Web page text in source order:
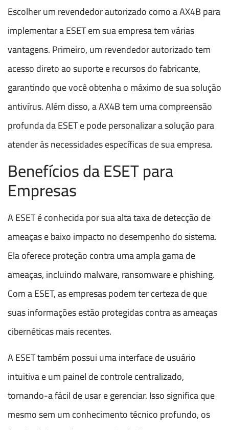
Escolher um revendedor autorizado como a AX4B para
implementar a ESET em sua empresa tem várias
vantagens. Primeiro, um revendedor autorizado tem
acesso direto ao suporte e recursos do fabricante,
garantindo que você obtenha o máximo de sua solução
antivírus. Além disso, a AX4B tem uma compreensão
profunda da ESET e pode personalizar a solução para
atender às necessidades específicas de sua empresa.
Benefícios da ESET para
Empresas
A ESET é conhecida por sua alta taxa de detecção de
ameaças e baixo impacto no desempenho do sistema.
Ela oferece proteção contra uma ampla gama de
ameaças, incluindo malware, ransomware e phishing.
Com a ESET, as empresas podem ter certeza de que
suas informações estão protegidas contra as ameaças
cibernéticas mais recentes.
A ESET também possui uma interface de usuário
intuitiva e um painel de controle centralizado,
tornando-a fácil de usar e gerenciar. Isso significa que
mesmo sem um conhecimento técnico profundo, os